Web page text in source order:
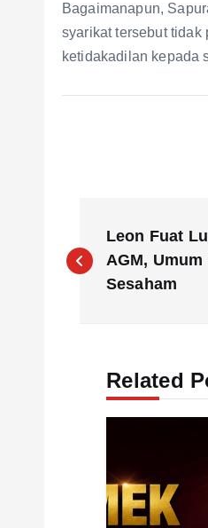
Bagaimanapun,
syarikat tersebut tidak
ketidakadilan kepada
o
Leon Fuat
AGM,
Sesaham
Related